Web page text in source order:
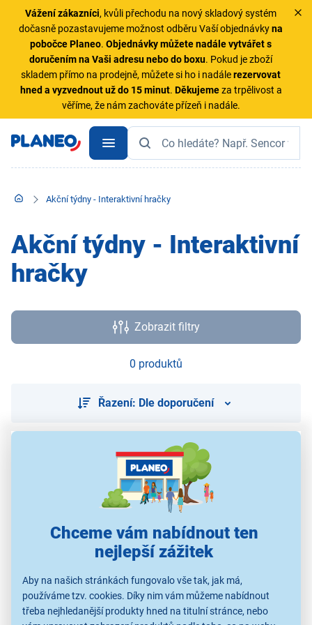
Chceme vám nabídnout ten
nejlepší zážitek
Aby na našich stránkách fungovalo vše tak, jak má,
používáme tzv. cookies. Díky nim vám můžeme nabídnout
třeba nejhledanější produkty hned na titulní stránce, nebo
Vážení zákazníci, kvůli přechodu na nový skladový systém
dočasně pozastavujeme možnost odběru Vaší objednávkyna
pobočce Planeo.Objednávky můžete nadále vytvářet s
doručením na Vaši adresu nebo do boxu. Pokud je zboží
skladem přímo na prodejně, můžete si ho i nadálerezervovat
hned a vyzvednout už do 15 minut. Děkujemeza trpělivost a
věříme, že nám zachováte přízeň i nadále.
Akční týdny - Interaktivní hračky
Akční týdny - Interaktivní
hračky
Zobrazit filtry
0 produktů
Řazení: Dle doporučení
Použité obrázky jsou pouze ilustrativní a technické specifikace se
mohou v průběhu času změnit bez předchozího upozornění.